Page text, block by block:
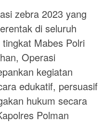
zebra 2023 yang
di seluruh
Mabes Polri
Operasi
kegiatan
edukatif, persuasif
hukum secara
Polman